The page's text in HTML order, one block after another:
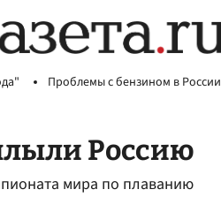
Проблемы с бензином в России
Россию
мира по плаванию